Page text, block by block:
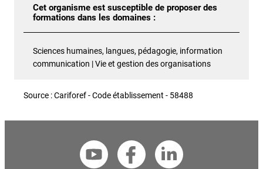
Cet organisme est susceptible de proposer des
formations dans les domaines :
Sciences humaines, langues, pédagogie, information
communication | Vie et gestion des organisations
Source : Cariforef - Code établissement - 58488